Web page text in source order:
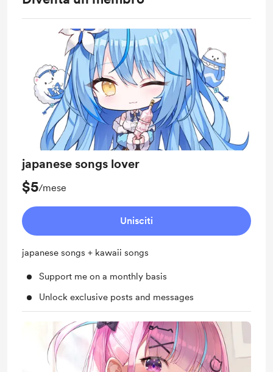
japanese songs lover
$5/mese
Unisciti
japanese songs + kawaii songs
Support me on a monthly basis
Unlock exclusive posts and messages